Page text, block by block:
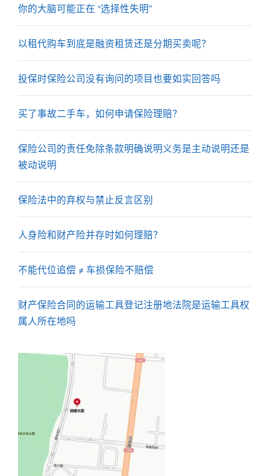
你的大脑可能正在 “选择性失明”
以租代购车到底是融资租赁还是分期买卖呢？
投保时保险公司没有询问的项目也要如实回答吗
买了事故二手车，如何申请保险理赔？
保险公司的责任免除条款明确说明义务是主动说明还是
被动说明
保险法中的弃权与禁止反言区别
人身险和财产险并存时如何理赔？
不能代位追偿 ≠ 车损保险不赔偿​​
财产保险合同的运输工具登记注册地法院是运输工具权
属人所在地吗